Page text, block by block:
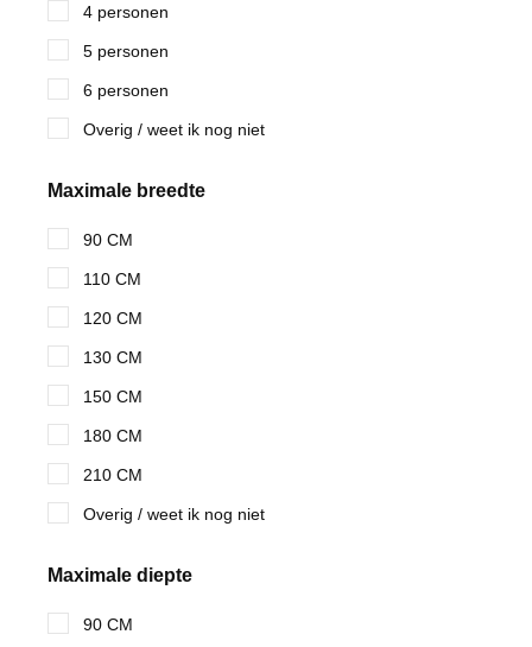
4 personen
5 personen
6 personen
Overig / weet ik nog niet
Maximale breedte
90 CM
110 CM
120 CM
130 CM
150 CM
180 CM
210 CM
Overig / weet ik nog niet
Maximale diepte
90 CM